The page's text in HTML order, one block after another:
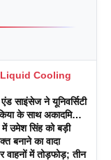
Liquid Cooling
साइंसेज ने यूनिवर्सिटी
के साथ अकादमिक
कार्यशाला का
में उमेश सिंह को बड़ी
बनाने का वादा
वाहनों में तोड़फोड़; तीन